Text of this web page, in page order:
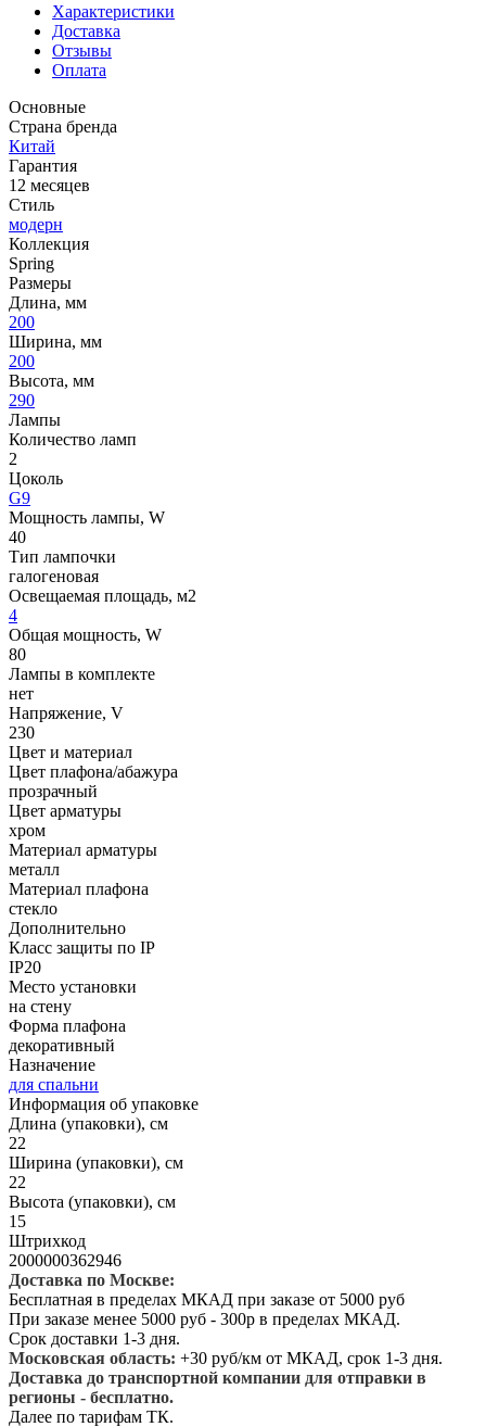
Характеристики
Доставка
Отзывы
Оплата
Основные
Страна бренда
Китай
Гарантия
12 месяцев
Стиль
модерн
Коллекция
Spring
Размеры
Длина, мм
200
Ширина, мм
200
Высота, мм
290
Лампы
Количество ламп
2
Цоколь
G9
Мощность лампы, W
40
Тип лампочки
галогеновая
Освещаемая площадь, м2
4
Общая мощность, W
80
Лампы в комплекте
нет
Напряжение, V
230
Цвет и материал
Цвет плафона/абажура
прозрачный
Цвет арматуры
хром
Материал арматуры
металл
Материал плафона
стекло
Дополнительно
Класс защиты по IP
IP20
Место установки
на стену
Форма плафона
декоративный
Назначение
для спальни
Информация об упаковке
Длина (упаковки), см
22
Ширина (упаковки), см
22
Высота (упаковки), см
15
Штрихкод
2000000362946
Доставка по Москве:
Бесплатная в пределах МКАД при заказе от 5000 руб
При заказе менее 5000 руб - 300р в пределах МКАД.
Срок доставки 1-3 дня.
Московская область: +30 руб/км от МКАД, срок 1-3 дня.
Доставка до транспортной компании для отправки в
регионы - бесплатно.
Далее по тарифам ТК.